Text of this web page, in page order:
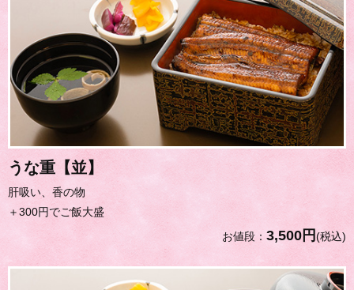
うな重【並】
肝吸い、香の物
＋300円でご飯大盛
お値段： 3,500円(税込)